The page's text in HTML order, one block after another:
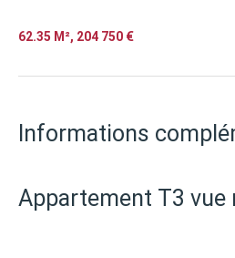
62.35 M², 204 750 €
Informations
Appartement T3 vue